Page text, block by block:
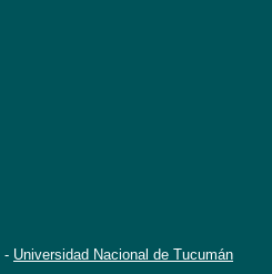
- Universidad Nacional de Tucumán